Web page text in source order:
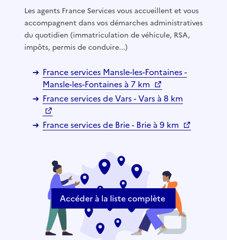
Les agents France Services vous accueillent et vous
accompagnent dans vos démarches administratives
du quotidien (immatriculation de véhicule, RSA,
impôts, permis de conduire...)
France services Mansle-les-Fontaines -
Mansle-les-Fontaines à 7 km
France services de Vars - Vars à 8 km
France services de Brie - Brie à 9 km
Accéder à la liste complète